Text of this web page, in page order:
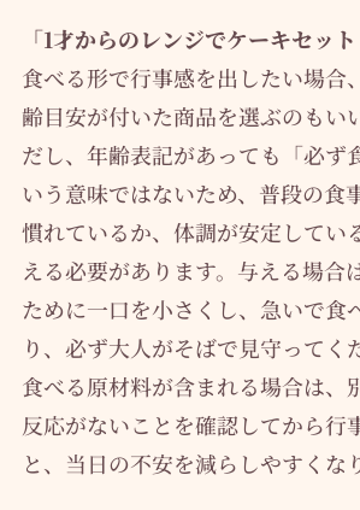
「1才からのレンジでケーキセット
食べる形で行事感を出したい場合
齢目安が付いた商品を選ぶのもい
だし、年齢表記があっても「必ず
いう意味ではないため、普段の食
慣れているか、体調が安定してい
える必要があります。与える場合
ために一口を小さくし、急いで食
り、必ず大人がそばで見守ってく
食べる原材料が含まれる場合は、
反応がないことを確認してから行
と、当日の不安を減らしやすくな